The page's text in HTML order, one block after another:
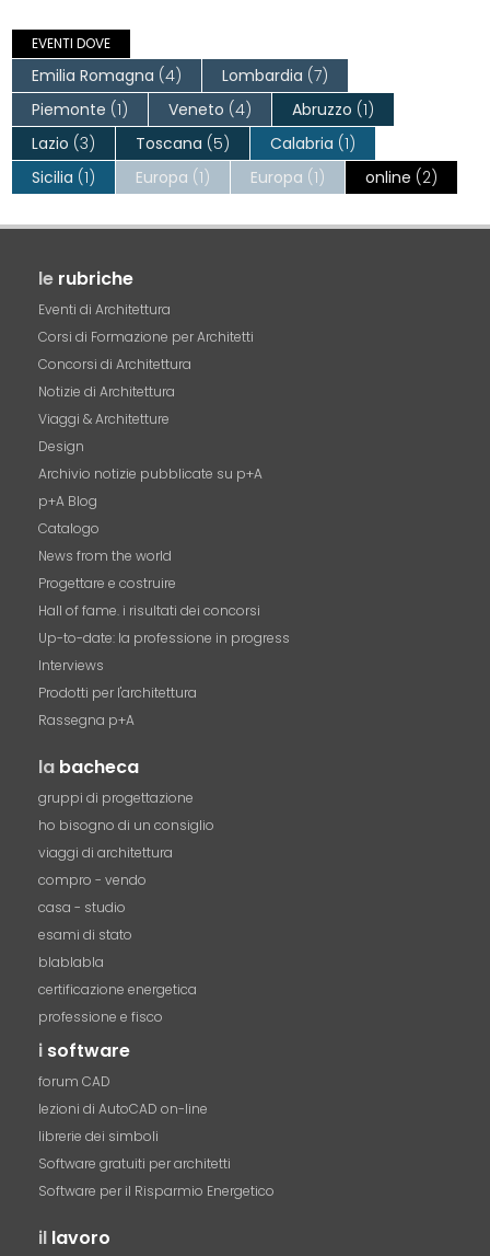
EVENTI DOVE
Emilia Romagna (4) Lombardia (7)
Piemonte (1) Veneto (4) Abruzzo (1)
Lazio (3) Toscana (5) Calabria (1)
Sicilia (1) Europa (1) Europa (1) online (2)
le rubriche
Eventi di Architettura
Corsi di Formazione per Architetti
Concorsi di Architettura
Notizie di Architettura
Viaggi & Architetture
Design
Archivio notizie pubblicate su p+A
p+A Blog
Catalogo
News from the world
Progettare e costruire
Hall of fame. i risultati dei concorsi
Up-to-date: la professione in progress
Interviews
Prodotti per l'architettura
Rassegna p+A
la bacheca
gruppi di progettazione
ho bisogno di un consiglio
viaggi di architettura
compro - vendo
casa - studio
esami di stato
blablabla
certificazione energetica
professione e fisco
i software
forum CAD
lezioni di AutoCAD on-line
librerie dei simboli
Software gratuiti per architetti
Software per il Risparmio Energetico
il lavoro